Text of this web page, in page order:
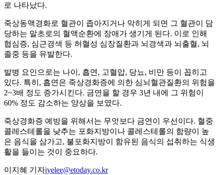
로 나타났다.
죽상동맥경화로 혈관이 좁아지거나 막히게 되면 그 혈관이 담
당하는 말초로의 혈액순환에 장애가 생기게 된다. 이로 인해
협심증, 심근경색 등 허혈성 심장질환과 뇌경색과 뇌출혈, 뇌
졸중 등을 유발한다.
발병 요인으로는 나이, 흡연, 고혈압, 당뇨, 비만 등이 꼽히고
있다. 특히, 흡연은 죽상경화증에 의한 심뇌혈관질환의 위험을
2~3배 정도 증가시킨다. 금연을 할 경우 3년 내에 그 위험이
60% 정도 감소하는 양상을 보였다.
죽상경화증 예방을 위해서는 무엇보다 금연이 우선이다. 혈중
콜레스테롤을 낮추는 포화지방이나 콜레스테롤의 함량이 높
은 음식을 삼가고, 불포화지방이 함유된 음식의 섭취하는 식생
활을 들이는 것이 중요하다.
이지혜 기자jyelee@etoday.co.kr